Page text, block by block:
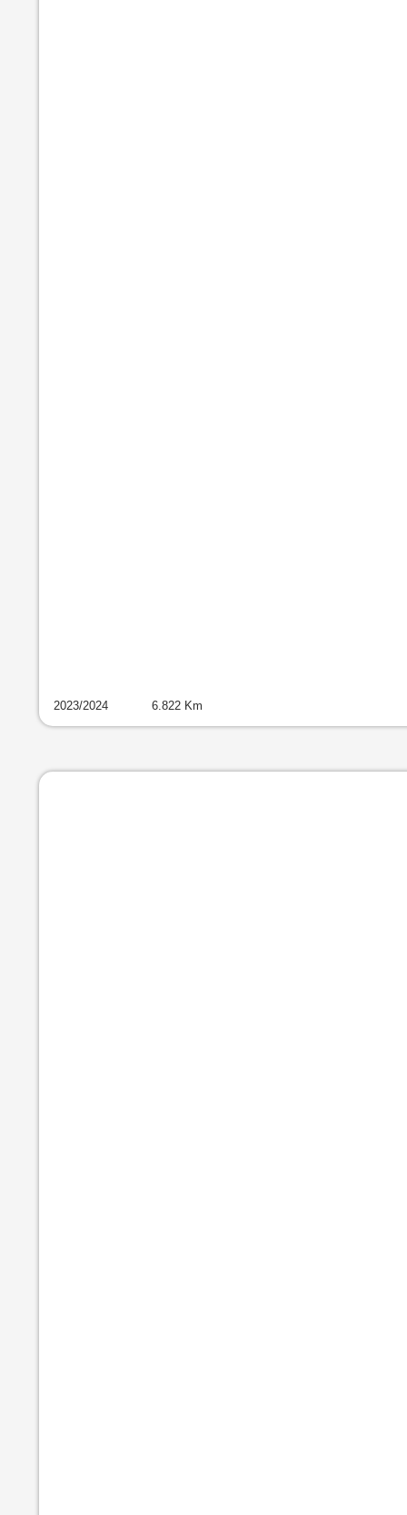
2023/2024 6.822Km